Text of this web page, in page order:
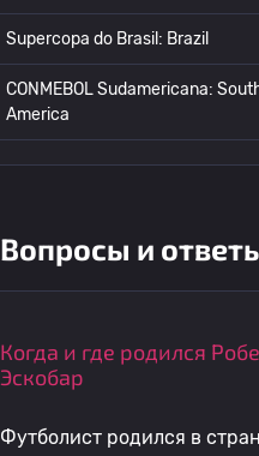
Supercopa do Brasil: Brazil
CONMEBOL Sudamericana:
America
Вопросы и
Когда и где родился
Эскобар
Футболист родился в